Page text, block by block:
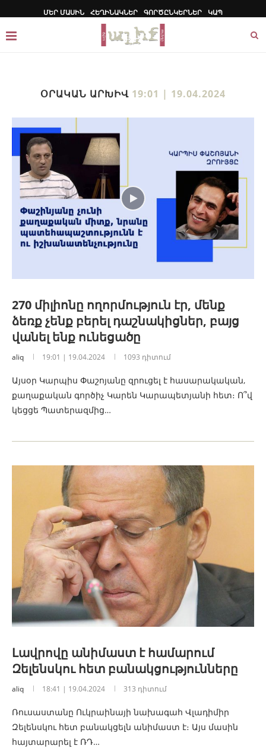
ՄԵՐ ՄԱՍԻՆ ՀԵՂԻՆԱԿՆԵՐ ԳՈՐԾԸՆԿԵՐՆԵՐ ԿԱՊ
ՕՐԱԿԱՆ ԱՐԽԻՎ 19:01 | 19.04.2024
270 միլիոնը ողորմություն էր, մենք
ձեռք չենք բերել դաշնակիցներ, բայց
վանել ենք ունեցածը
aliq 19:01 | 19.04.2024 1093 դիտում
Այսօր Կարպիս Փաշոյանը զրուցել է հասարակական,
քաղաքական գործիչ Կարեն Կարապետյանի հետ։ Ո՞վ
կեցցե Պատերազմից…
Լավրովը անիմաստ է համարում
Զելենսկու հետ բանակցությունները
aliq 18:41 | 19.04.2024 313 դիտում
Ռուսաստանը Ուկրաինայի նախագահ Վլադիմիր
Զելենսկու հետ բանակցելն անիմաստ է։ Այս մասին
հայտարարել է ՌԴ…